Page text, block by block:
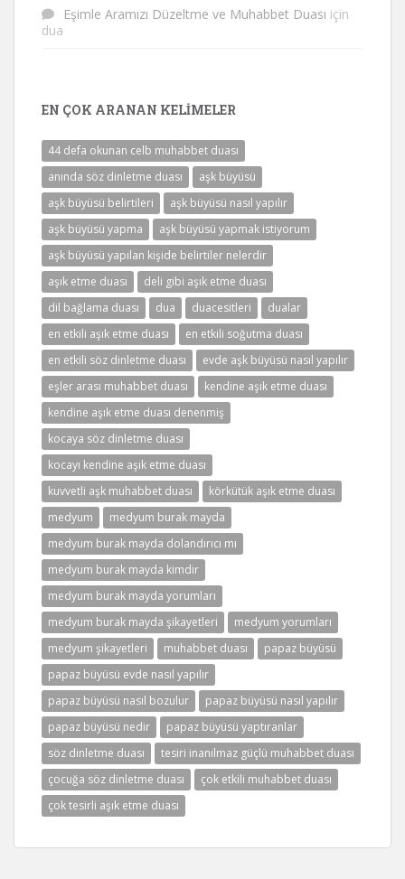
Eşimle Aramızı Düzeltme ve Muhabbet Duası için
dua
EN ÇOK ARANAN KELIMELER
44 defa okunan celb muhabbet duası
anında söz dinletme duası
aşk büyüsü
aşk büyüsü belirtileri
aşk büyüsü nasıl yapılır
aşk büyüsü yapma
aşk büyüsü yapmak istiyorum
aşk büyüsü yapılan kişide belirtiler nelerdir
aşık etme duası
deli gibi aşık etme duası
dil bağlama duası
dua duacesitleri
dualar
en etkili aşık etme duası
en etkili soğutma duası
en etkili söz dinletme duası
evde aşk büyüsü nasıl yapılır
eşler arası muhabbet duası
kendine aşık etme duası
kendine aşık etme duası denenmiş
kocaya söz dinletme duası
kocayı kendine aşık etme duası
kuvvetli aşk muhabbet duası
körkütük aşık etme duası
medyum
medyum burak mayda
medyum burak mayda dolandırıcı mı
medyum burak mayda kimdir
medyum burak mayda yorumları
medyum burak mayda şikayetleri
medyum yorumları
medyum şikayetleri
muhabbet duası
papaz büyüsü
papaz büyüsü evde nasıl yapılır
papaz büyüsü nasıl bozulur
papaz büyüsü nasıl yapılır
papaz büyüsü nedir
papaz büyüsü yaptıranlar
söz dinletme duası
tesiri inanılmaz güçlü muhabbet duası
çocuğa söz dinletme duası
çok etkili muhabbet duası
çok tesirli aşık etme duası